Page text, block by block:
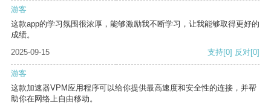
游客
这款app的学习氛围很浓厚，能够激励我不断学习，让我能够取得更好的
成绩。
2025-09-15
支持[0] 反对[0]
游客
这款加速器VPM应用程序可以给你提供最高速度和安全性的连接，并帮
助你在网络上自由移动。